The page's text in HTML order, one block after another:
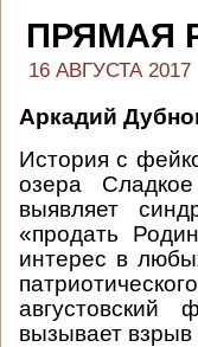
ПРЯМАЯ
16 АВГУСТА 2017
Аркадий
История с
озера
выявляет
«продать
интерес в
вызывает взрыв